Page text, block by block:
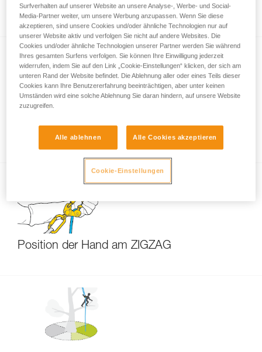
auf dem Ast mit der SRT
ZIGZAG
Position der Hand am ZIGZAG
Surfverhalten auf unserer Website an unsere Analyse-, Werbe- und Social-
Media-Partner weiter, um unsere Werbung anzupassen. Wenn Sie diese
akzeptieren, sind unsere Cookies und/oder ähnliche Technologien nur auf
unserer Website aktiv und verfolgen Sie nicht auf andere Websites. Die
Cookies und/oder ähnliche Technologien unserer Partner werden Sie während
Ihres gesamten Surfens verfolgen. Sie können Ihre Einwilligung jederzeit
widerrufen, indem Sie auf den Link „Cookie-Einstellungen“ klicken, der sich am
unteren Rand der Website befindet. Die Ablehnung aller oder eines Teils dieser
Cookies kann Ihre Benutzererfahrung beeinträchtigen, aber unter keinen
Umständen wird eine solche Ablehnung Sie daran hindern, auf unsere Website
zuzugreifen.
Alle ablehnen Alle Cookies akzeptieren
Cookie-Einstellungen